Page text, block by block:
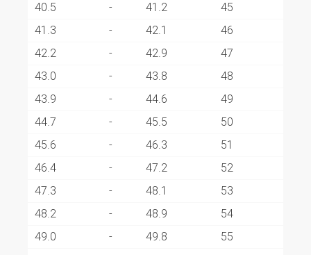
40.5
- 41.2
45
41.3
- 42.1
46
42.2
- 42.9
47
43.0
- 43.8
48
43.9
- 44.6
49
44.7
- 45.5
50
45.6
- 46.3
51
46.4
- 47.2
52
47.3
- 48.1
53
48.2
- 48.9
54
49.0
- 49.8
55